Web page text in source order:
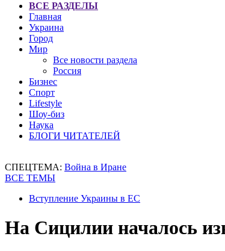
ВСЕ РАЗДЕЛЫ
Главная
Украина
Город
Мир
Все новости раздела
Россия
Бизнес
Спорт
Lifestyle
Шоу-биз
Наука
БЛОГИ ЧИТАТЕЛЕЙ
СПЕЦТЕМА: Война в Иране
ВСЕ ТЕМЫ
Вступление Украины в ЕС
На Сицилии началось